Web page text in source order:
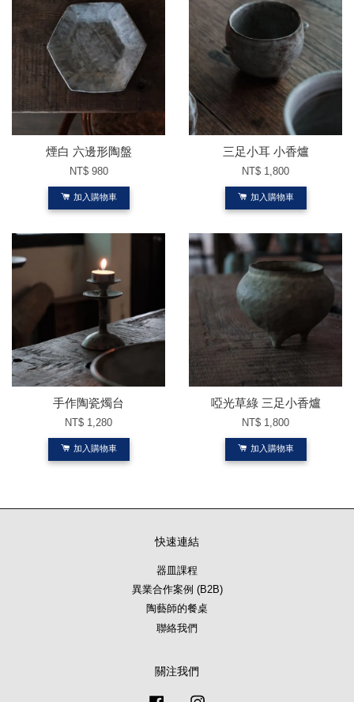
煙白 六邊形陶盤
NT$ 980
加入購物車
三足小耳 小香爐
NT$ 1,800
加入購物車
手作陶瓷燭台
NT$ 1,280
加入購物車
啞光草綠 三足小香爐
NT$ 1,800
加入購物車
快速連結
器皿課程
異業合作案例 (B2B)
陶藝師的餐桌
聯絡我們
關注我們